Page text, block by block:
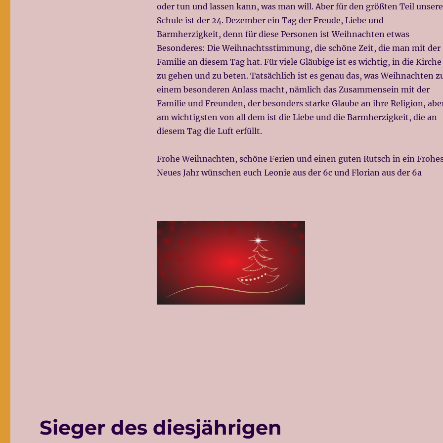
oder tun und lassen kann, was man will. Aber für den größten Teil
Schule ist der 24. Dezember ein Tag der Freude, Liebe und
Barmherzigkeit, denn für diese Personen ist Weihnachten etwas
Besonderes: Die Weihnachtsstimmung, die schöne Zeit, die man mit der
Familie an diesem Tag hat. Für viele Gläubige ist es wichtig, in die Kirche
zu gehen und zu beten. Tatsächlich ist es genau das, was Weihnachten
einem besonderen Anlass macht, nämlich das Zusammensein mit der
Familie und Freunden, der besonders starke Glaube an ihre Religion,
am wichtigsten von all dem ist die Liebe und die Barmherzigkeit, die an
diesem Tag die Luft erfüllt.
Frohe Weihnachten, schöne Ferien und einen guten Rutsch in ein
Neues Jahr wünschen euch Leonie aus der 6c und Florian aus der 6a
Sieger des diesjährigen